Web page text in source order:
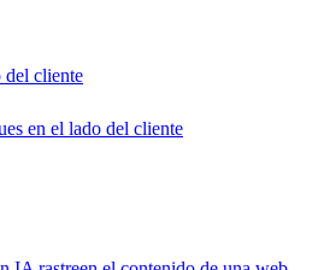
del cliente
en el lado del cliente